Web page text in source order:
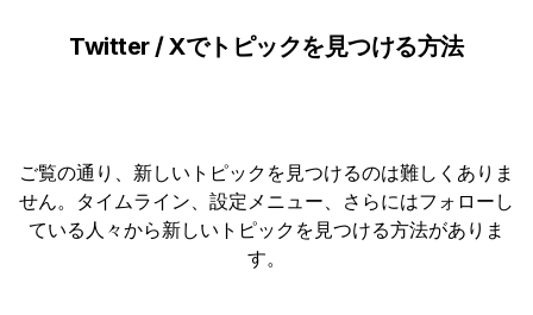
Twitter / Xでトピックを見つける方法
ご覧の通り、新しいトピックを見つけるのは難しくありま
せん。タイムライン、設定メニュー、さらにはフォローし
ている人々から新しいトピックを見つける方法がありま
す。